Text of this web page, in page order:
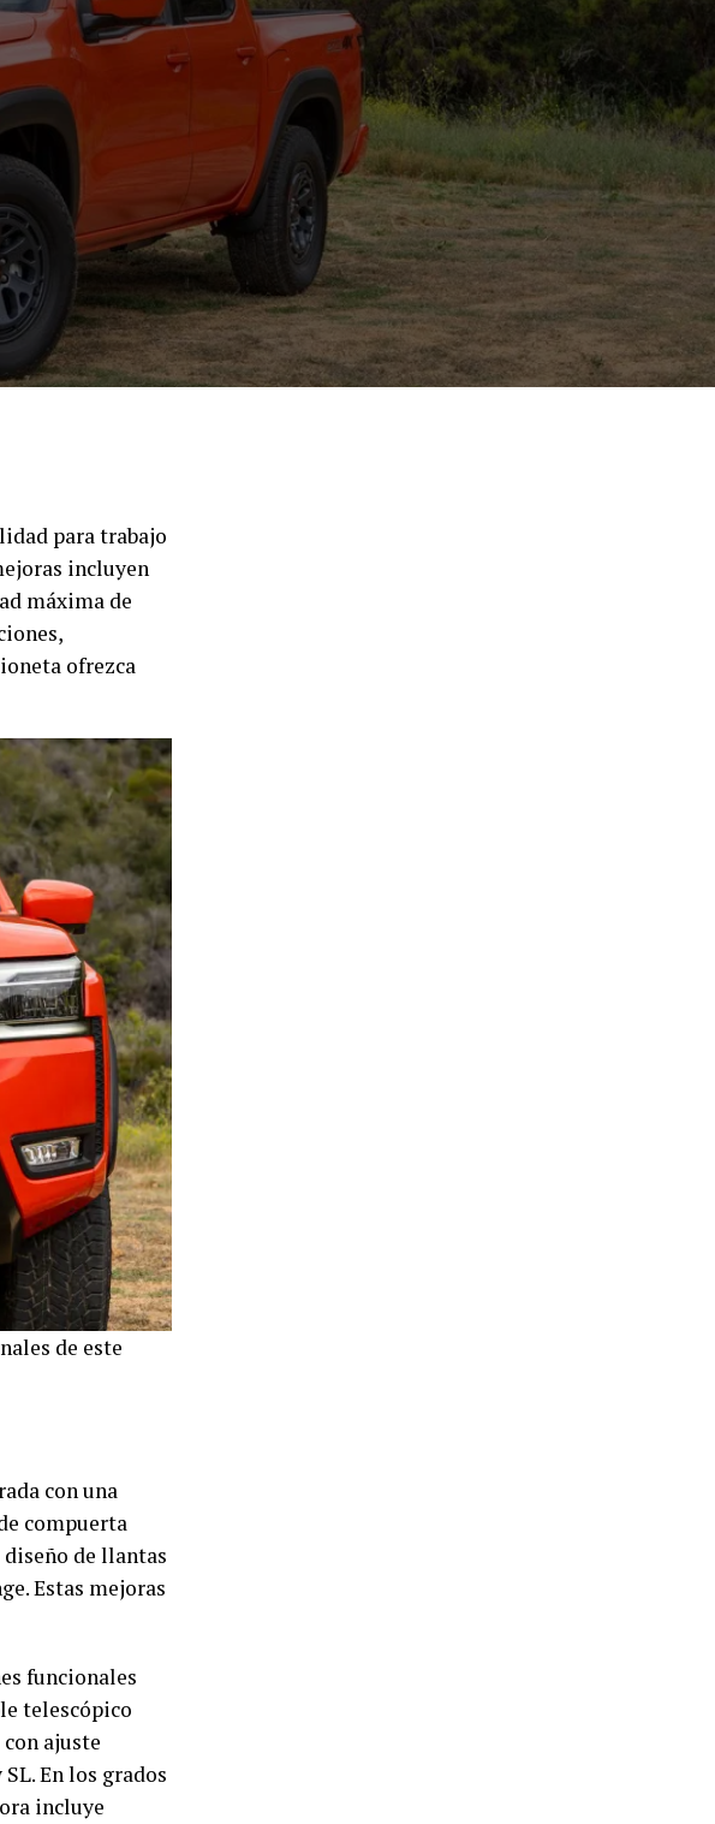
para trabajo
incluyen
máxima de
ofrezca
de este
con una
compuerta
diseño de llantas
Estas mejoras
funcionales
telescópico
ajuste
En los grados
incluye